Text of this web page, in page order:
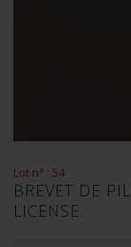
Lot n° : 54
BREVET DE
LICENSE.